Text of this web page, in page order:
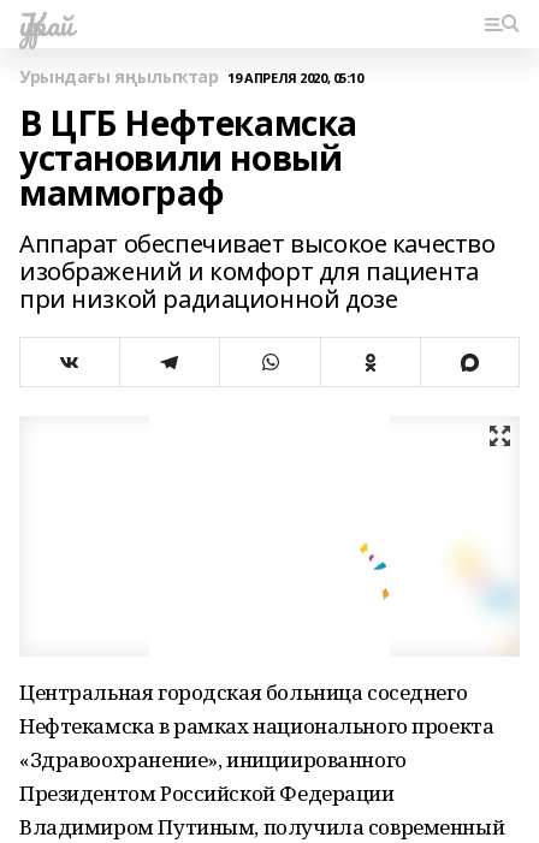
Ҡурай
Урындағы яңылыҡтар 19 АПРЕЛЯ 2020, 05:10
В ЦГБ Нефтекамска
установили новый
маммограф
Аппарат обеспечивает высокое качество
изображений и комфорт для пациента
при низкой радиационной дозе
Центральная городская больница соседнего
Нефтекамска в рамках национального проекта
«Здравоохранение», инициированного
Президентом Российской Федерации
Владимиром Путиным, получила современный